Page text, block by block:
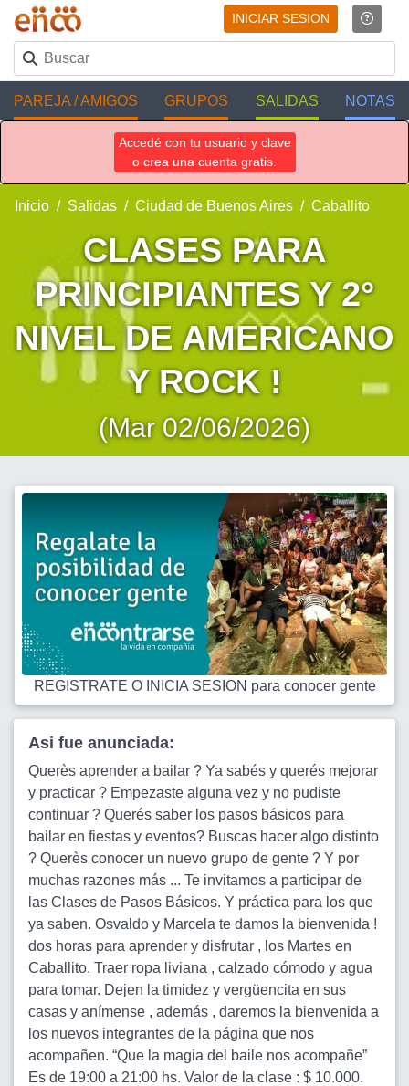
INICIAR SESION
PAREJA / AMIGOS GRUPOS SALIDAS NOTAS
Accedé con tu usuario y clave
o crea una cuenta gratis.
Inicio Salidas Ciudad de Buenos Aires Caballito
CLASES PARA
PRINCIPIANTES Y 2°
NIVEL DE AMERICANO
Y ROCK !
(Mar 02/06/2026)
REGISTRATE O INICIA SESION para conocer gente
Asi fue anunciada:
Querès aprender a bailar ? Ya sabés y querés mejorar
y practicar ? Empezaste alguna vez y no pudiste
continuar ? Querés saber los pasos básicos para
bailar en fiestas y eventos? Buscas hacer algo distinto
? Querès conocer un nuevo grupo de gente ? Y por
muchas razones más ... Te invitamos a participar de
las Clases de Pasos Básicos. Y práctica para los que
ya saben. Osvaldo y Marcela te damos la bienvenida !
dos horas para aprender y disfrutar , los Martes en
Caballito. Traer ropa liviana , calzado cómodo y agua
para tomar. Dejen la timidez y vergüencita en sus
casas y anímense , además , daremos la bienvenida a
los nuevos integrantes de la página que nos
acompañen. “Que la magia del baile nos acompañe”
Es de 19:00 a 21:00 hs. Valor de la clase : $ 10.000.